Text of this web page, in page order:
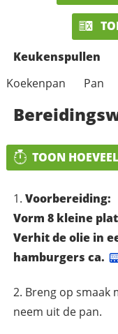
Keukenspullen
Koekenpan
Pan
TOON
Voorbereiding:
Vorm 8 kleine
Verhit de olie in
hamburgers ca.
Breng op smaak
neem uit de pan.